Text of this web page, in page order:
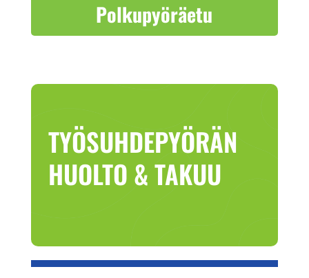
Polkupyöräetu
TYÖSUHDEPYÖRÄN
HUOLTO & TAKUU